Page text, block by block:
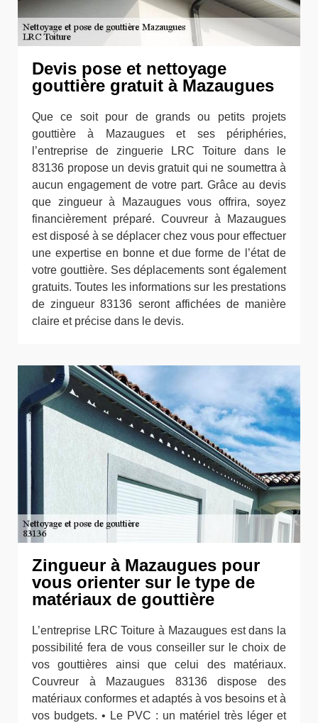
Devis pose et nettoyage
gouttière gratuit à Mazaugues
Que ce soit pour de grands ou petits projets
gouttière à Mazaugues et ses périphéries,
l’entreprise de zinguerie LRC Toiture dans le
83136 propose un devis gratuit qui ne soumettra à
aucun engagement de votre part. Grâce au devis
que zingueur à Mazaugues vous offrira, soyez
financièrement préparé. Couvreur à Mazaugues
est disposé à se déplacer chez vous pour effectuer
une expertise en bonne et due forme de l’état de
votre gouttière. Ses déplacements sont également
gratuits. Toutes les informations sur les prestations
de zingueur 83136 seront affichées de manière
claire et précise dans le devis.
Zingueur à Mazaugues pour
vous orienter sur le type de
matériaux de gouttière
L’entreprise LRC Toiture à Mazaugues est dans la
possibilité fera de vous conseiller sur le choix de
vos gouttières ainsi que celui des matériaux.
Couvreur à Mazaugues 83136 dispose des
matériaux conformes et adaptés à vos besoins et à
vos budgets. • Le PVC : un matériel très léger et